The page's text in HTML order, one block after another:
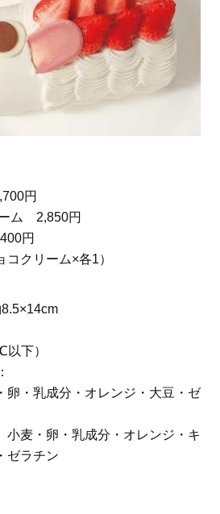
円
2,850円
円
コクリーム×各1）
下）
卵・乳成分・オレンジ・大豆・ゼ
小麦・卵・乳成分・オレンジ・キ
ゼラチン